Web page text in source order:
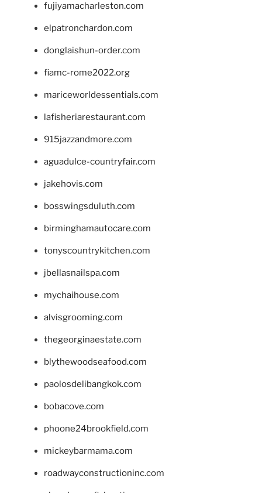
fujiyamacharleston.com
elpatronchardon.com
donglaishun-order.com
fiamc-rome2022.org
mariceworldessentials.com
lafisheriarestaurant.com
915jazzandmore.com
aguadulce-countryfair.com
jakehovis.com
bosswingsduluth.com
birminghamautocare.com
tonyscountrykitchen.com
jbellasnailspa.com
mychaihouse.com
alvisgrooming.com
thegeorginaestate.com
blythewoodseafood.com
paolosdelibangkok.com
bobacove.com
phoone24brookfield.com
mickeybarmama.com
roadwayconstructioninc.com